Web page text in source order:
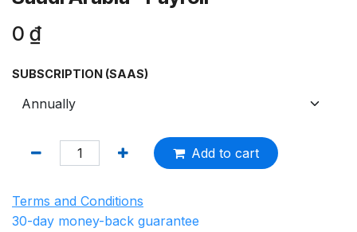
0 ₫
SUBSCRIPTION (SAAS)
Add to cart
Terms and Conditions
30-day money-back guarantee